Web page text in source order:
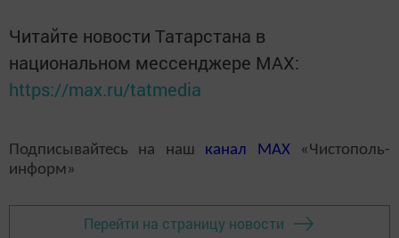
Читайте новости Татарстана в
национальном мессенджере MАХ:
https://max.ru/tatmedia
Подписывайтесь на наш канал MAX«Чистополь-
информ»
Перейти на страницу новости